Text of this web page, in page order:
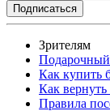
Зрителям
Подарочный
Как купить
Как вернуть
Правила